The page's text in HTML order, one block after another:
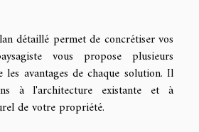
détaillé permet de concrétiser vos
vous propose plusieurs
les avantages de chaque solution. Il
à l'architecture existante et à
de votre propriété.